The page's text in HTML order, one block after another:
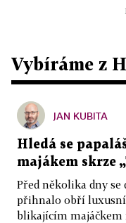
Vybíráme z
JAN KUBITA
Hledá se
majákem skrze
Před několika dny
přihnalo obří luxusní
blikajícím majáčkem